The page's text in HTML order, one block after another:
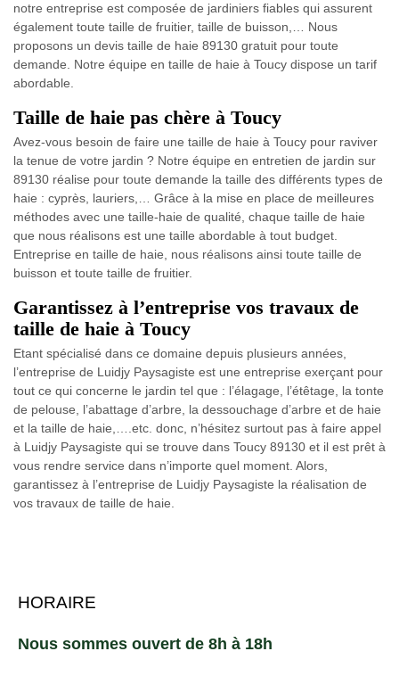
notre entreprise est composée de jardiniers fiables qui assurent
également toute taille de fruitier, taille de buisson,… Nous
proposons un devis taille de haie 89130 gratuit pour toute
demande. Notre équipe en taille de haie à Toucy dispose un tarif
abordable.
Taille de haie pas chère à Toucy
Avez-vous besoin de faire une taille de haie à Toucy pour raviver
la tenue de votre jardin ? Notre équipe en entretien de jardin sur
89130 réalise pour toute demande la taille des différents types de
haie : cyprès, lauriers,… Grâce à la mise en place de meilleures
méthodes avec une taille-haie de qualité, chaque taille de haie
que nous réalisons est une taille abordable à tout budget.
Entreprise en taille de haie, nous réalisons ainsi toute taille de
buisson et toute taille de fruitier.
Garantissez à l’entreprise vos travaux de
taille de haie à Toucy
Etant spécialisé dans ce domaine depuis plusieurs années,
l’entreprise de Luidjy Paysagiste est une entreprise exerçant pour
tout ce qui concerne le jardin tel que : l’élagage, l’étêtage, la tonte
de pelouse, l’abattage d’arbre, la dessouchage d’arbre et de haie
et la taille de haie,….etc. donc, n’hésitez surtout pas à faire appel
à Luidjy Paysagiste qui se trouve dans Toucy 89130 et il est prêt à
vous rendre service dans n’importe quel moment. Alors,
garantissez à l’entreprise de Luidjy Paysagiste la réalisation de
vos travaux de taille de haie.
HORAIRE
Nous sommes ouvert de 8h à 18h